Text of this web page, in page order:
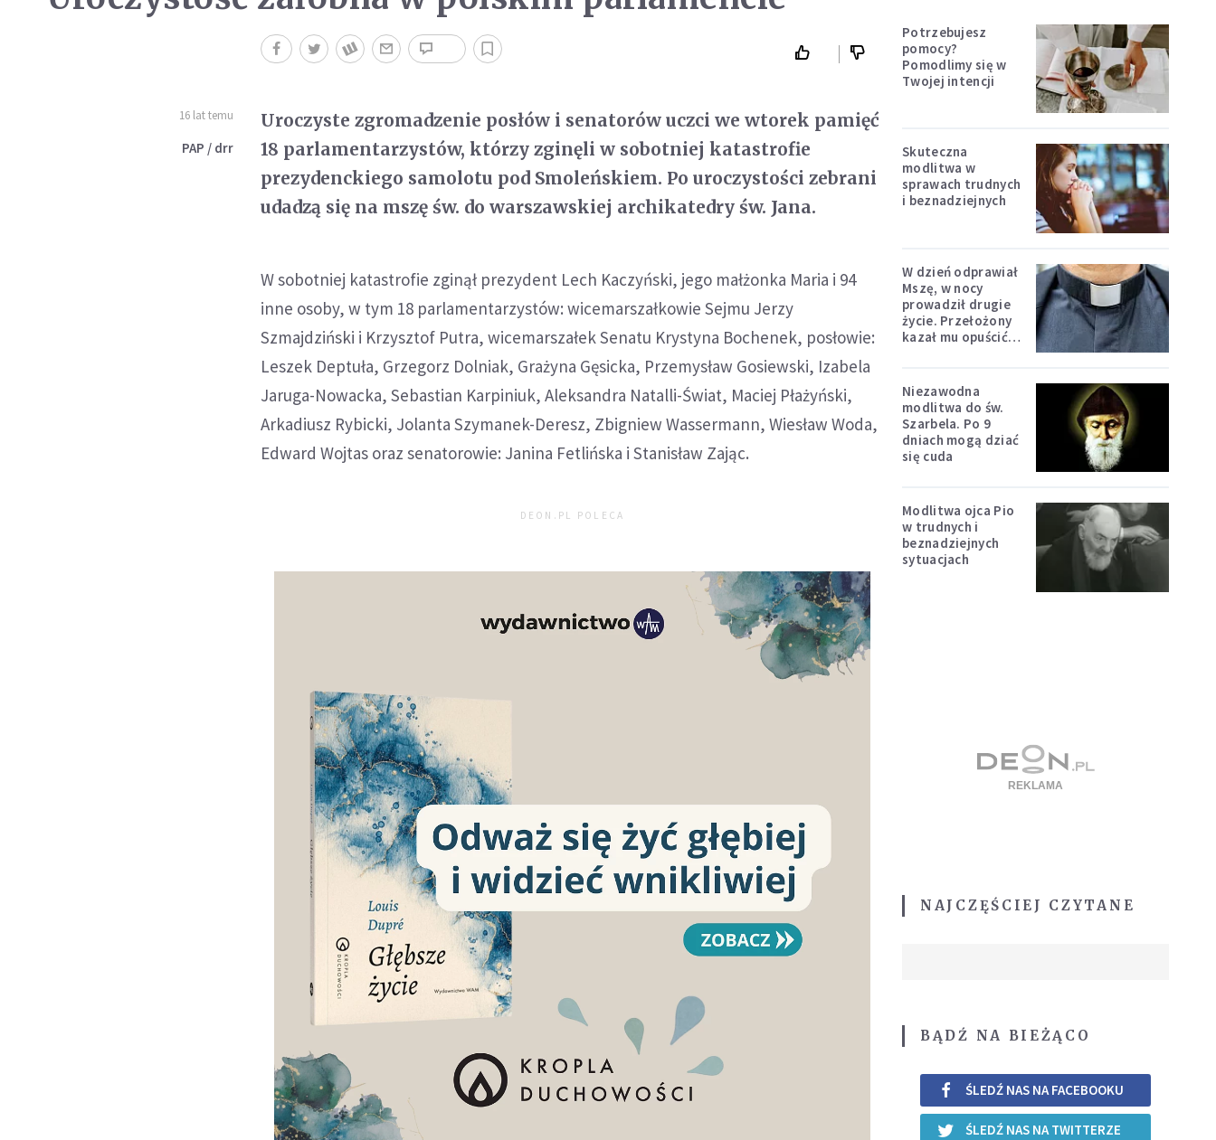
16 lat temu
PAP / drr
Uroczyste zgromadzenie posłów i senatorów uczci we wtorek pamięć
18 parlamentarzystów, którzy zginęli w sobotniej katastrofie
prezydenckiego samolotu pod Smoleńskiem. Po uroczystości zebrani
udadzą się na mszę św. do warszawskiej archikatedry św. Jana.
W sobotniej katastrofie zginął prezydent Lech Kaczyński, jego małżonka Maria i 94
inne osoby, w tym 18 parlamentarzystów: wicemarszałkowie Sejmu Jerzy
Szmajdziński i Krzysztof Putra, wicemarszałek Senatu Krystyna Bochenek, posłowie:
Leszek Deptuła, Grzegorz Dolniak, Grażyna Gęsicka, Przemysław Gosiewski, Izabela
Jaruga-Nowacka, Sebastian Karpiniuk, Aleksandra Natalli-Świat, Maciej Płażyński,
Arkadiusz Rybicki, Jolanta Szymanek-Deresz, Zbigniew Wassermann, Wiesław Woda,
Edward Wojtas oraz senatorowie: Janina Fetlińska i Stanisław Zając.
DEON.PL POLECA
Potrzebujesz
pomocy?
Pomodlimy się w
Twojej intencji
Skuteczna
modlitwa w
sprawach trudnych
i beznadziejnych
W dzień odprawiał
Mszę, w nocy
prowadził drugie
życie. Przełożony
kazał mu opuścić
Niezawodna
modlitwa do św.
Szarbela. Po 9
dniach mogą dziać
się cuda
Modlitwa ojca Pio
w trudnych i
beznadziejnych
sytuacjach
NAJCZĘŚCIEJ CZYTANE
BĄDŹ NA BIEŻĄCO
ŚLEDŹ NAS NA FACEBOOKU
ŚLEDŹ NAS NA TWITTERZE